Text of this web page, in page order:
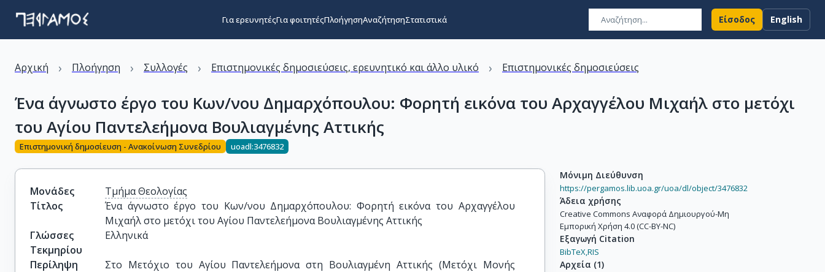
Για ερευνητέςΓια φοιτητέςΠλοήγησηΑναζήτησηΣτατιστικά Είσοδος English
Αρχική › Πλοήγηση › Συλλογές › Επιστημονικές δημοσιεύσεις, ερευνητικό και άλλο υλικό › Επιστημονικές δημοσιεύσεις
Ένα άγνωστο έργο του Κων/νου Δημαρχόπουλου: Φορητή εικόνα του Αρχαγγέλου Μιχαήλ στο μετόχι
του Αγίου Παντελεήμονα Βουλιαγμένης Αττικής
Επιστημονική δημοσίευση - Ανακοίνωση Συνεδρίου uoadl:3476832
Μονάδες
Τμήμα Θεολογίας
Τίτλος
Ένα άγνωστο έργο του Κων/νου Δημαρχόπουλου: Φορητή εικόνα του Αρχαγγέλου
Μιχαήλ στο μετόχι του Αγίου Παντελεήμονα Βουλιαγμένης Αττικής
Γλώσσες
Τεκμηρίου
Ελληνικά
Περίληψη
Στο Μετόχιο του Αγίου Παντελεήμονα στη Βουλιαγμένη Αττικής (Μετόχι Μονής
Μόνιμη Διεύθυνση
https://pergamos.lib.uoa.gr/uoa/dl/object/3476832
Άδεια χρήσης
Creative Commons Αναφορά Δημιουργού-Μη
Εμπορική Χρήση 4.0 (CC-BY-NC)
Εξαγωγή Citation
BibTeX,RIS
Αρχεία (1)